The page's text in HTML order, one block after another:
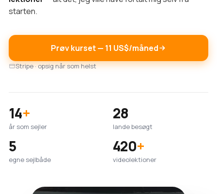
starten.
Prøv kurset — 11 US$/måned
Stripe · opsig når som helst
14+
år som sejler
28
lande besøgt
5
egne sejlbåde
420+
videolektioner